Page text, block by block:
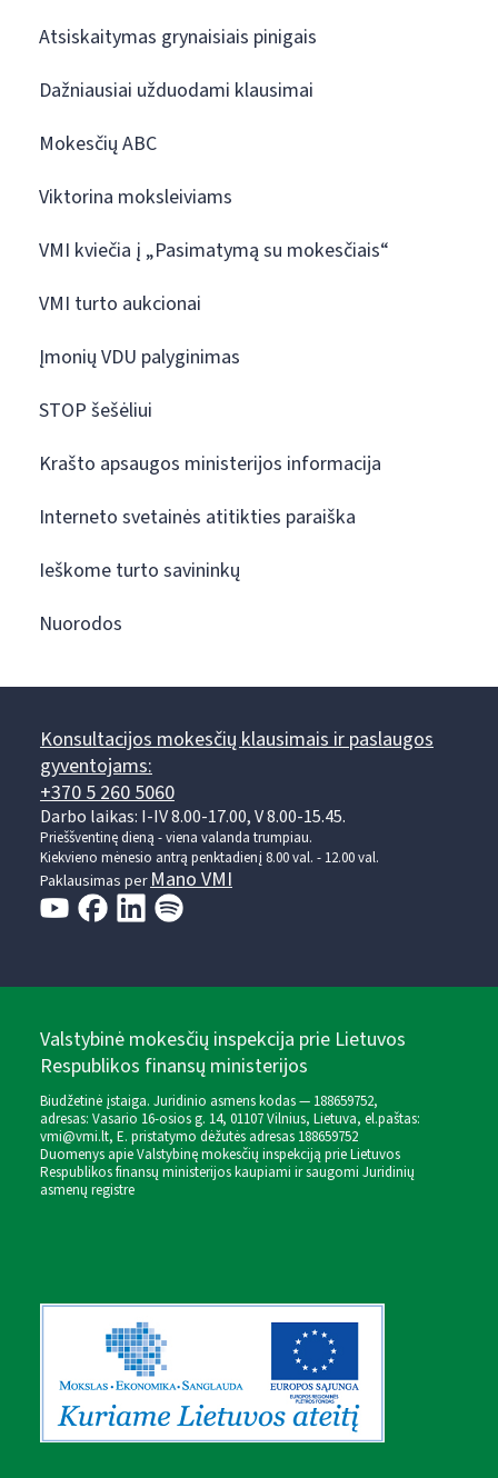
Atsiskaitymas grynaisiais pinigais
Dažniausiai užduodami klausimai
Mokesčių ABC
Viktorina moksleiviams
VMI kviečia į „Pasimatymą su mokesčiais“
VMI turto aukcionai
Įmonių VDU palyginimas
STOP šešėliui
Krašto apsaugos ministerijos informacija
Interneto svetainės atitikties paraiška
Ieškome turto savininkų
Nuorodos
Konsultacijos mokesčių klausimais ir paslaugos
gyventojams:
+370 5 260 5060
Darbo laikas: I-IV 8.00-17.00, V 8.00-15.45.
Prieššventinę dieną - viena valanda trumpiau.
Kiekvieno mėnesio antrą penktadienį 8.00 val. - 12.00 val.
Paklausimas perMano VMI
Valstybinė mokesčių inspekcija prie Lietuvos
Respublikos finansų ministerijos
Biudžetinė įstaiga. Juridinio asmens kodas — 188659752,
adresas: Vasario 16-osios g. 14, 01107 Vilnius, Lietuva, el.paštas:
vmi@vmi.lt, E. pristatymo dėžutės adresas 188659752
Duomenys apie Valstybinę mokesčių inspekciją prie Lietuvos
Respublikos finansų ministerijos kaupiami ir saugomi Juridinių
asmenų registre